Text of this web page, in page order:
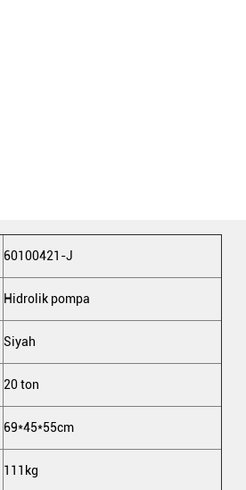
60100421-J
Hidrolik pompa
Siyah
20 ton
69*45*55cm
111kg